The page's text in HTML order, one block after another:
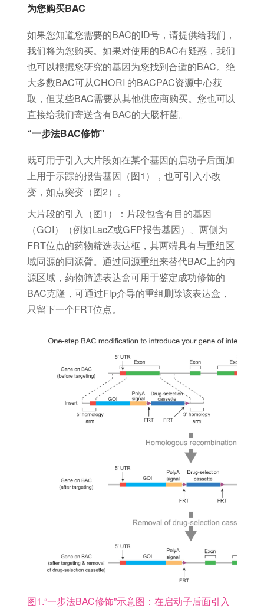
为您购买BAC
如果您知道您需要的BAC的ID号，请提供给我们，
我们将为您购买。如果对使用的BAC有疑惑，我们
也可以根据您研究的基因为您找到合适的BAC。绝
大多数BAC可从CHORI 的BACPAC资源中心获
取，但某些BAC需要从其他供应商购买。您也可以
直接给我们寄送含有BAC的大肠杆菌。
“一步法BAC修饰”
既可用于引入大片段如在某个基因的启动子后面加
上用于示踪的报告基因（图1），也可引入小改
变，如点突变（图2）。
大片段的引入（图1）：片段包含有目的基因
（GOI）（例如LacZ或GFP报告基因）、两侧为
FRT位点的药物筛选表达框，其两端具有与重组区
域同源的同源臂。通过同源重组来替代BAC上的内
源区域，药物筛选表达盒可用于鉴定成功修饰的
BAC克隆，可通过Flp介导的重组删除该表达盒，
只留下一个FRT位点。
图1.“一步法BAC修饰”示意图：在启动子后面引入